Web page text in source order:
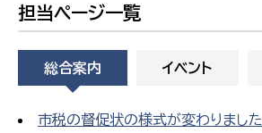
担当ページ一覧
総合案内 イベント
市税の督促状の様式が変わりました